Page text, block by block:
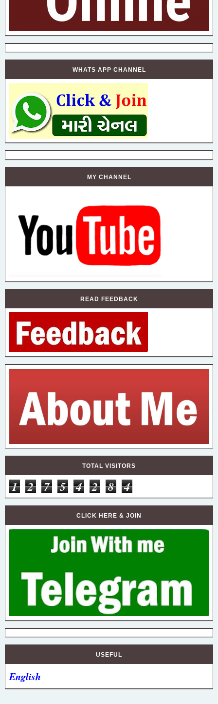
WHATS APP CHANNEL
MY CHANNEL
READ FEEDBACK
TOTAL VISITORS
1 2 7 5 4 2 8 4
CLICK HERE & JOIN
USEFUL
English